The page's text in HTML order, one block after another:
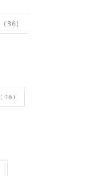
(36)
(46)